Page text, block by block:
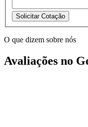
Solicitar Cotação
O que dizem sobre nós
Avaliações no